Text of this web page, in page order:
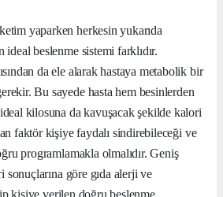
yaparken herkesin yukarıda
ideal beslenme sistemi farklıdır.
da ele alarak hastaya metabolik bir
Bu sayede hasta hem besinlerden
kilosuna da kavuşacak şekilde kalori
faktör kişiye faydalı sindirebileceği ve
programlamakla olmalıdır. Geniş
sonuçlarına göre gıda alerji ve